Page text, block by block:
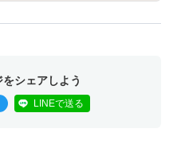
シェアしよう
LINEで送る